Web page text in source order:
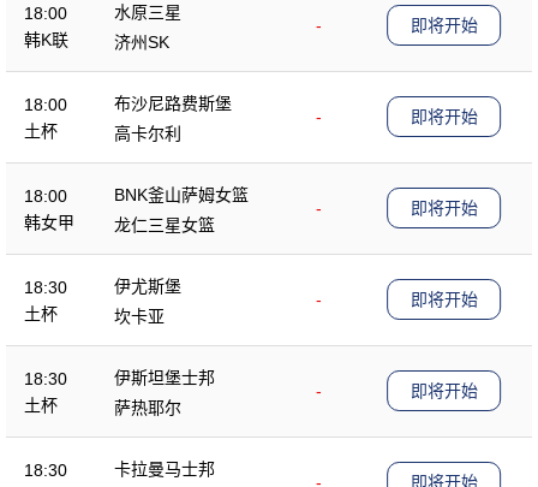
18:00
韩K联
水原三星
-
济州SK
即将开始
18:00
土杯
布沙尼路费斯堡
-
高卡尔利
即将开始
18:00
韩女甲
BNK釜山萨姆女篮
-
龙仁三星女篮
即将开始
18:30
土杯
伊尤斯堡
-
坎卡亚
即将开始
18:30
土杯
伊斯坦堡士邦
-
萨热耶尔
即将开始
18:30 卡拉曼马士邦
- 即将开始